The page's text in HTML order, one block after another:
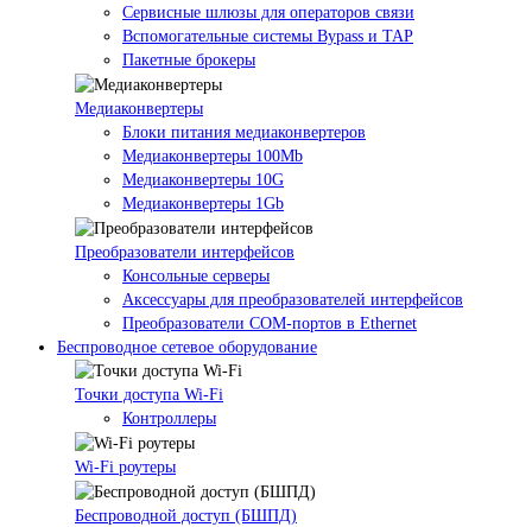
Сервисные шлюзы для операторов связи
Вспомогательные системы Bypass и TAP
Пакетные брокеры
Медиаконвертеры
Блоки питания медиаконвертеров
Медиаконвертеры 100Mb
Медиаконвертеры 10G
Медиаконвертеры 1Gb
Преобразователи интерфейсов
Консольные серверы
Аксессуары для преобразователей интерфейсов
Преобразователи COM-портов в Ethernet
Беспроводное сетевое оборудование
Точки доступа Wi-Fi
Контроллеры
Wi-Fi роутеры
Беспроводной доступ (БШПД)